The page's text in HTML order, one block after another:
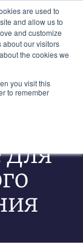
are used to
and allow us to
and customize
about our visitors
the cookies we
you visit this
to remember
Для